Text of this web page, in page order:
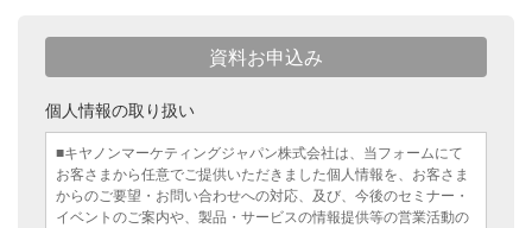
資料お申込み
個人情報の取り扱い
■キヤノンマーケティングジャパン株式会社は、当フォームにて
お客さまから任意でご提供いただきました個人情報を、お客さま
からのご要望・お問い合わせへの対応、及び、今後のセミナー・
イベントのご案内や、製品・サービスの情報提供等の営業活動の